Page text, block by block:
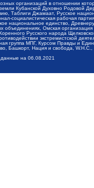
организаций в отношении
Кубанской Духовно Родовой
Таблиги Джамаат, Русское
социалистическая рабочая
национальное единство,
объединениях, Омская
Русского народа
экстремистской
группа МПГ, Курсом Правды и
Башкорт, Нация и свобода,
данные на 06.08.2021